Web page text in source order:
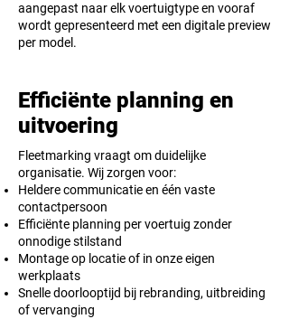
aangepast naar elk voertuigtype en vooraf
wordt gepresenteerd met een digitale preview
per model.
Efficiënte planning en
uitvoering
Fleetmarking vraagt om duidelijke
organisatie. Wij zorgen voor:
Heldere communicatie en één vaste
contactpersoon
Efficiënte planning per voertuig zonder
onnodige stilstand
Montage op locatie of in onze eigen
werkplaats
Snelle doorlooptijd bij rebranding, uitbreiding
of vervanging